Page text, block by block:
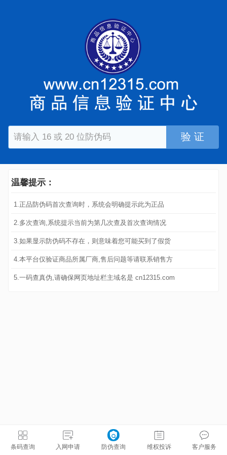
验 证
温馨提示：
1.正品防伪码首次查询时，系统会明确提示此为正品
2.多次查询,系统提示当前为第几次查及首次查询情况
3.如果显示防伪码不存在，则意味着您可能买到了假货
4.本平台仅验证商品所属厂商,售后问题等请联系销售方
5.一码查真伪,请确保网页地址栏主域名是 cn12315.com
条码查询 入网申请 防伪查询 维权投诉 客户服务